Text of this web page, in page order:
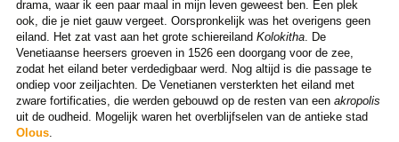
drama, waar ik een paar maal in mijn leven geweest ben. Een plek
ook, die je niet gauw vergeet. Oorspronkelijk was het overigens geen
eiland. Het zat vast aan het grote schiereiland Kolokitha. De
Venetiaanse heersers groeven in 1526 een doorgang voor de zee,
zodat het eiland beter verdedigbaar werd. Nog altijd is die passage te
ondiep voor zeiljachten. De Venetianen versterkten het eiland met
zware fortificaties, die werden gebouwd op de resten van een akropolis
uit de oudheid. Mogelijk waren het overblijfselen van de antieke stad
Olous.